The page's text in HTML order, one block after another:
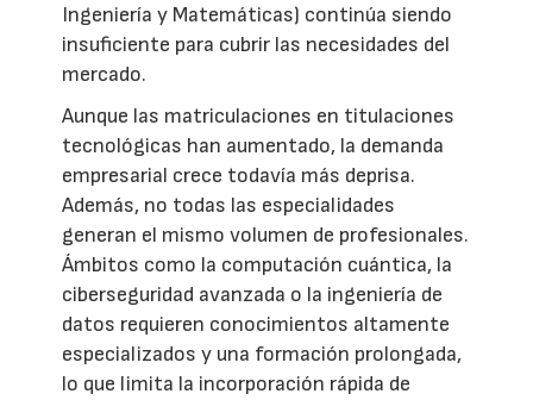
Ingeniería y Matemáticas) continúa siendo
insuficiente para cubrir las necesidades del
mercado.
Aunque las matriculaciones en titulaciones
tecnológicas han aumentado, la demanda
empresarial crece todavía más deprisa.
Además, no todas las especialidades
generan el mismo volumen de profesionales.
Ámbitos como la computación cuántica, la
ciberseguridad avanzada o la ingeniería de
datos requieren conocimientos altamente
especializados y una formación prolongada,
lo que limita la incorporación rápida de